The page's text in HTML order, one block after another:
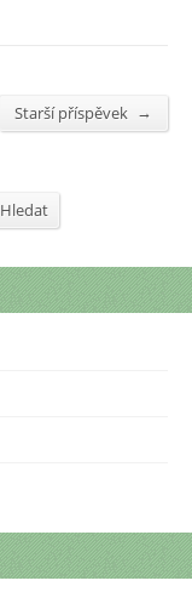
Starší příspěvek →
Hledat